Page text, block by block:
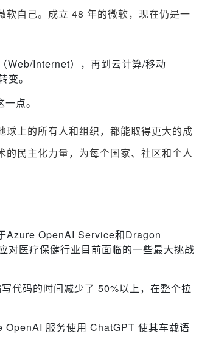
软自己。成立 48 年的微软，现在仍是一
Web/Internet），再到云计算/移动
。
点。
上的所有人和组织，都能取得更大的成
民主化力量，为每个国家、社区和个人
Azure OpenAI Service和Dragon
医疗保健行业目前面临的一些最大挑战
代码的时间减少了 50%以上，在整个拉
服务使用 ChatGPT 使其车载语